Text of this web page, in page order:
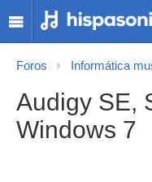
Foros Informática
Audigy SE,
Windows 7